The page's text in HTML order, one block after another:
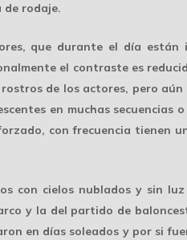
de rodaje.
que durante el día están
el contraste es
de los actores, pero
en muchas secuencias
con frecuencia tienen
con cielos nublados y sin
y la del partido de
en días soleados y por si